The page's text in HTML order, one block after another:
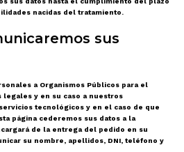
nacidas del tratamiento.
sus
a Organismos Públicos para el
y en su caso a nuestros
tecnológicos y en el caso de que
página cederemos sus datos a la
de la entrega del pedido en su
su nombre, apellidos, DNI, teléfono y